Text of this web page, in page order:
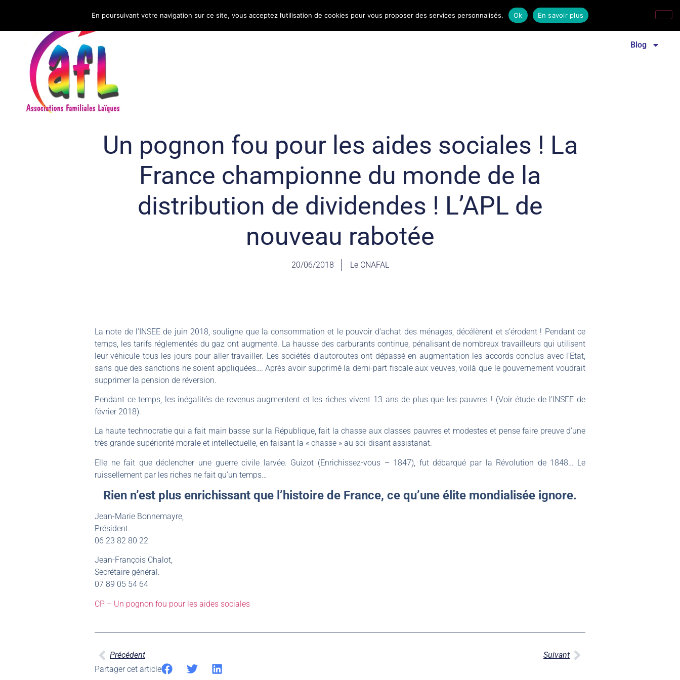
CNAFAL Bulletin d’information Infos conso Consomag Revue familles laïques Communiqué de presse
Blog
Un pognon fou pour les aides sociales ! La
France championne du monde de la
distribution de dividendes ! L’APL de
nouveau rabotée
20/06/2018 Le CNAFAL
La note de l’INSEE de juin 2018, souligne que la consommation et le pouvoir d’achat des ménages, décélèrent et s’érodent ! Pendant ce
temps, les tarifs réglementés du gaz ont augmenté. La hausse des carburants continue, pénalisant de nombreux travailleurs qui utilisent
leur véhicule tous les jours pour aller travailler. Les sociétés d’autoroutes ont dépassé en augmentation les accords conclus avec l’Etat,
sans que des sanctions ne soient appliquées…. Après avoir supprimé la demi-part fiscale aux veuves, voilà que le gouvernement voudrait
supprimer la pension de réversion.
Pendant ce temps, les inégalités de revenus augmentent et les riches vivent 13 ans de plus que les pauvres ! (Voir étude de l’INSEE de
février 2018).
La haute technocratie qui a fait main basse sur la République, fait la chasse aux classes pauvres et modestes et pense faire preuve d’une
très grande supériorité morale et intellectuelle, en faisant la « chasse » au soi-disant assistanat.
Elle ne fait que déclencher une guerre civile larvée. Guizot (Enrichissez-vous – 1847), fut débarqué par la Révolution de 1848… Le
ruissellement par les riches ne fait qu’un temps…
Rien n’est plus enrichissant que l’histoire de France, ce qu’une élite mondialisée ignore.
Jean-Marie Bonnemayre,
Président.
06 23 82 80 22
Jean-François Chalot,
Secrétaire général.
07 89 05 54 64
CP – Un pognon fou pour les aides sociales
Précédent
Suivant
Partager cet article
En poursuivant votre navigation sur ce site, vous acceptez l’utilisation de cookies pour vous proposer des services personnalisés. Ok En savoir plus